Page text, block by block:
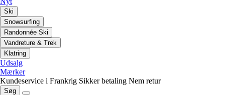
Ski
Snowsurfing
Randonnée Ski
Vandreture & Trek
Klatring
Udsalg
Mærker
Kundeservice i Frankrig Sikker betaling Nem retur
Søg